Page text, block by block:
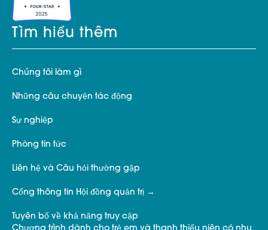
Tìm hiểu thêm
Chúng tôi làm gì
Những câu chuyện tác động
Sự nghiệp
Phòng tin tức
Liên hệ và Câu hỏi thường gặp
Cổng thông tin Hội đồng quản trị
Tuyên bố về khả năng truy cập